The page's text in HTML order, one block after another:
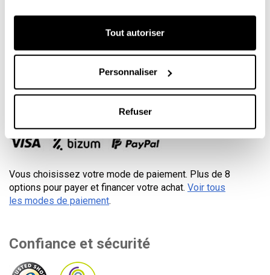
Tout autoriser
Personnaliser
Refuser
Politique en matière de cookies
Politique de confidentialité
Paiement sécurisé
Vous choisissez votre mode de paiement. Plus de 8
options pour payer et financer votre achat. Voir tous
les modes de paiement.
Confiance et sécurité